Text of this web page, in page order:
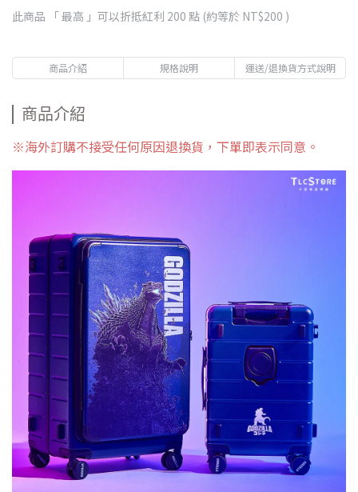
此商品 「 最高 」可以折抵紅利 200 點 (約等於 NT$200 )
商品介紹 規格說明 運送/退換貨方式說明
商品介紹
※海外訂購不接受任何原因退換貨，下單即表示同意。